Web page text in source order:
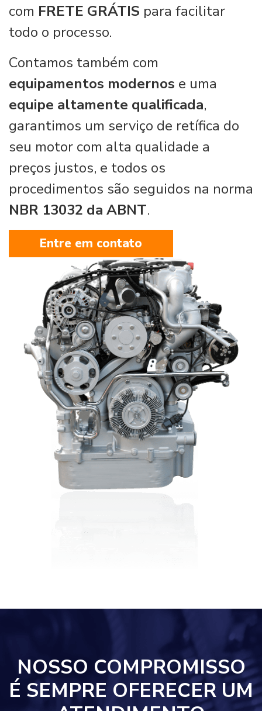
com FRETE GRÁTIS para facilitar
todo o processo.
Contamos também com
equipamentos modernos e uma
equipe altamente qualificada,
garantimos um serviço de retífica do
seu motor com alta qualidade a
preços justos, e todos os
procedimentos são seguidos na norma
NBR 13032 da ABNT.
Entre em contato
NOSSO COMPROMISSO
É SEMPRE OFERECER UM